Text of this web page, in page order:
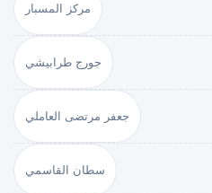
مركز المسبار
جورج طرابيشي
جعفر مرتضى العاملي
سطان القاسمي